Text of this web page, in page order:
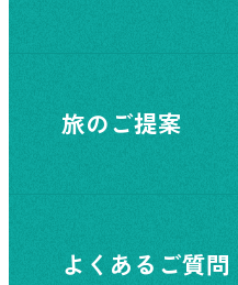
旅のご提案
よくあるご質問